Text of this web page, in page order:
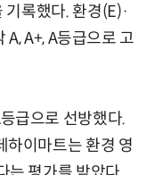
록했다. 환경(E)·
A+, A등급으로 고
급으로 선방했다.
하이마트는 환경 영